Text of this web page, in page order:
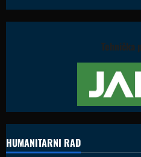
Tehnička
HUMANITARNI RAD